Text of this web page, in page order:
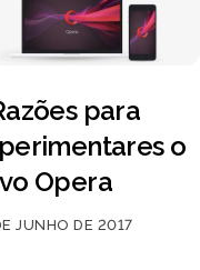
para
o
Opera
JUNHO DE 2017